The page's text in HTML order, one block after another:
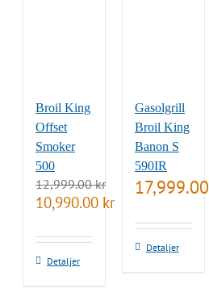
Broil King
Offset
Smoker
500
12,999.00kr
Det
ursprungliga
var:
12,999.00 kr.
10,990.00 krDet
priset
Detaljer
Gasolgrill
Broil King
Banon S
590IR
17,999.00
Detaljer